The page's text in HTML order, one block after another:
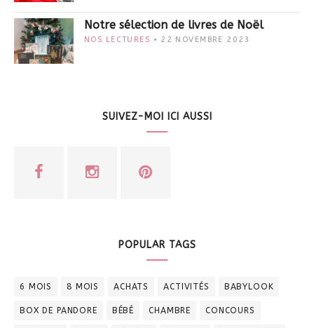
Notre sélection de livres de Noël
NOS LECTURES 22 NOVEMBRE 2023
SUIVEZ-MOI ICI AUSSI
POPULAR TAGS
6 MOIS 8 MOIS ACHATS ACTIVITÉS BABYLOOK
BOX DE PANDORE BÉBÉ CHAMBRE CONCOURS